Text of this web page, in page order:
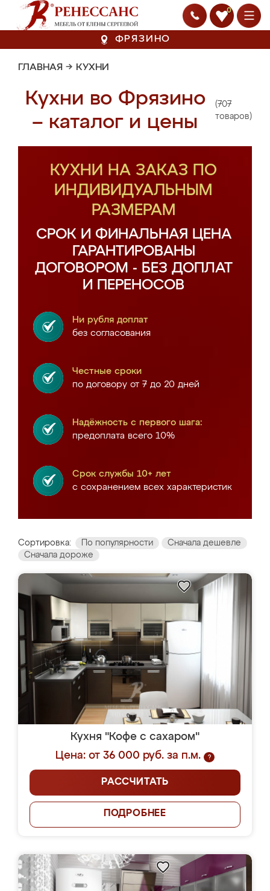
0
ФРЯЗИНО
ГЛАВНАЯ → КУХНИ
Кухни во Фрязино
– каталог и цены
(707
товаров)
КУХНИ НА ЗАКАЗ ПО
ИНДИВИДУАЛЬНЫМ
РАЗМЕРАМ
СРОК И ФИНАЛЬНАЯ ЦЕНА
ГАРАНТИРОВАНЫ
ДОГОВОРОМ - БЕЗ ДОПЛАТ
И ПЕРЕНОСОВ
Ни рубля доплат
без согласования
Честные сроки
по договору от 7 до 20 дней
Надёжность с первого шага:
предоплата всего 10%
Срок службы 10+ лет
с сохранением всех характеристик
Сортировка: По популярности
Сначала дешевле
Сначала дороже
Кухня "Кофе с сахаром"
Цена: от 36 000 руб. за п.м.
?
РАССЧИТАТЬ
ПОДРОБНЕЕ